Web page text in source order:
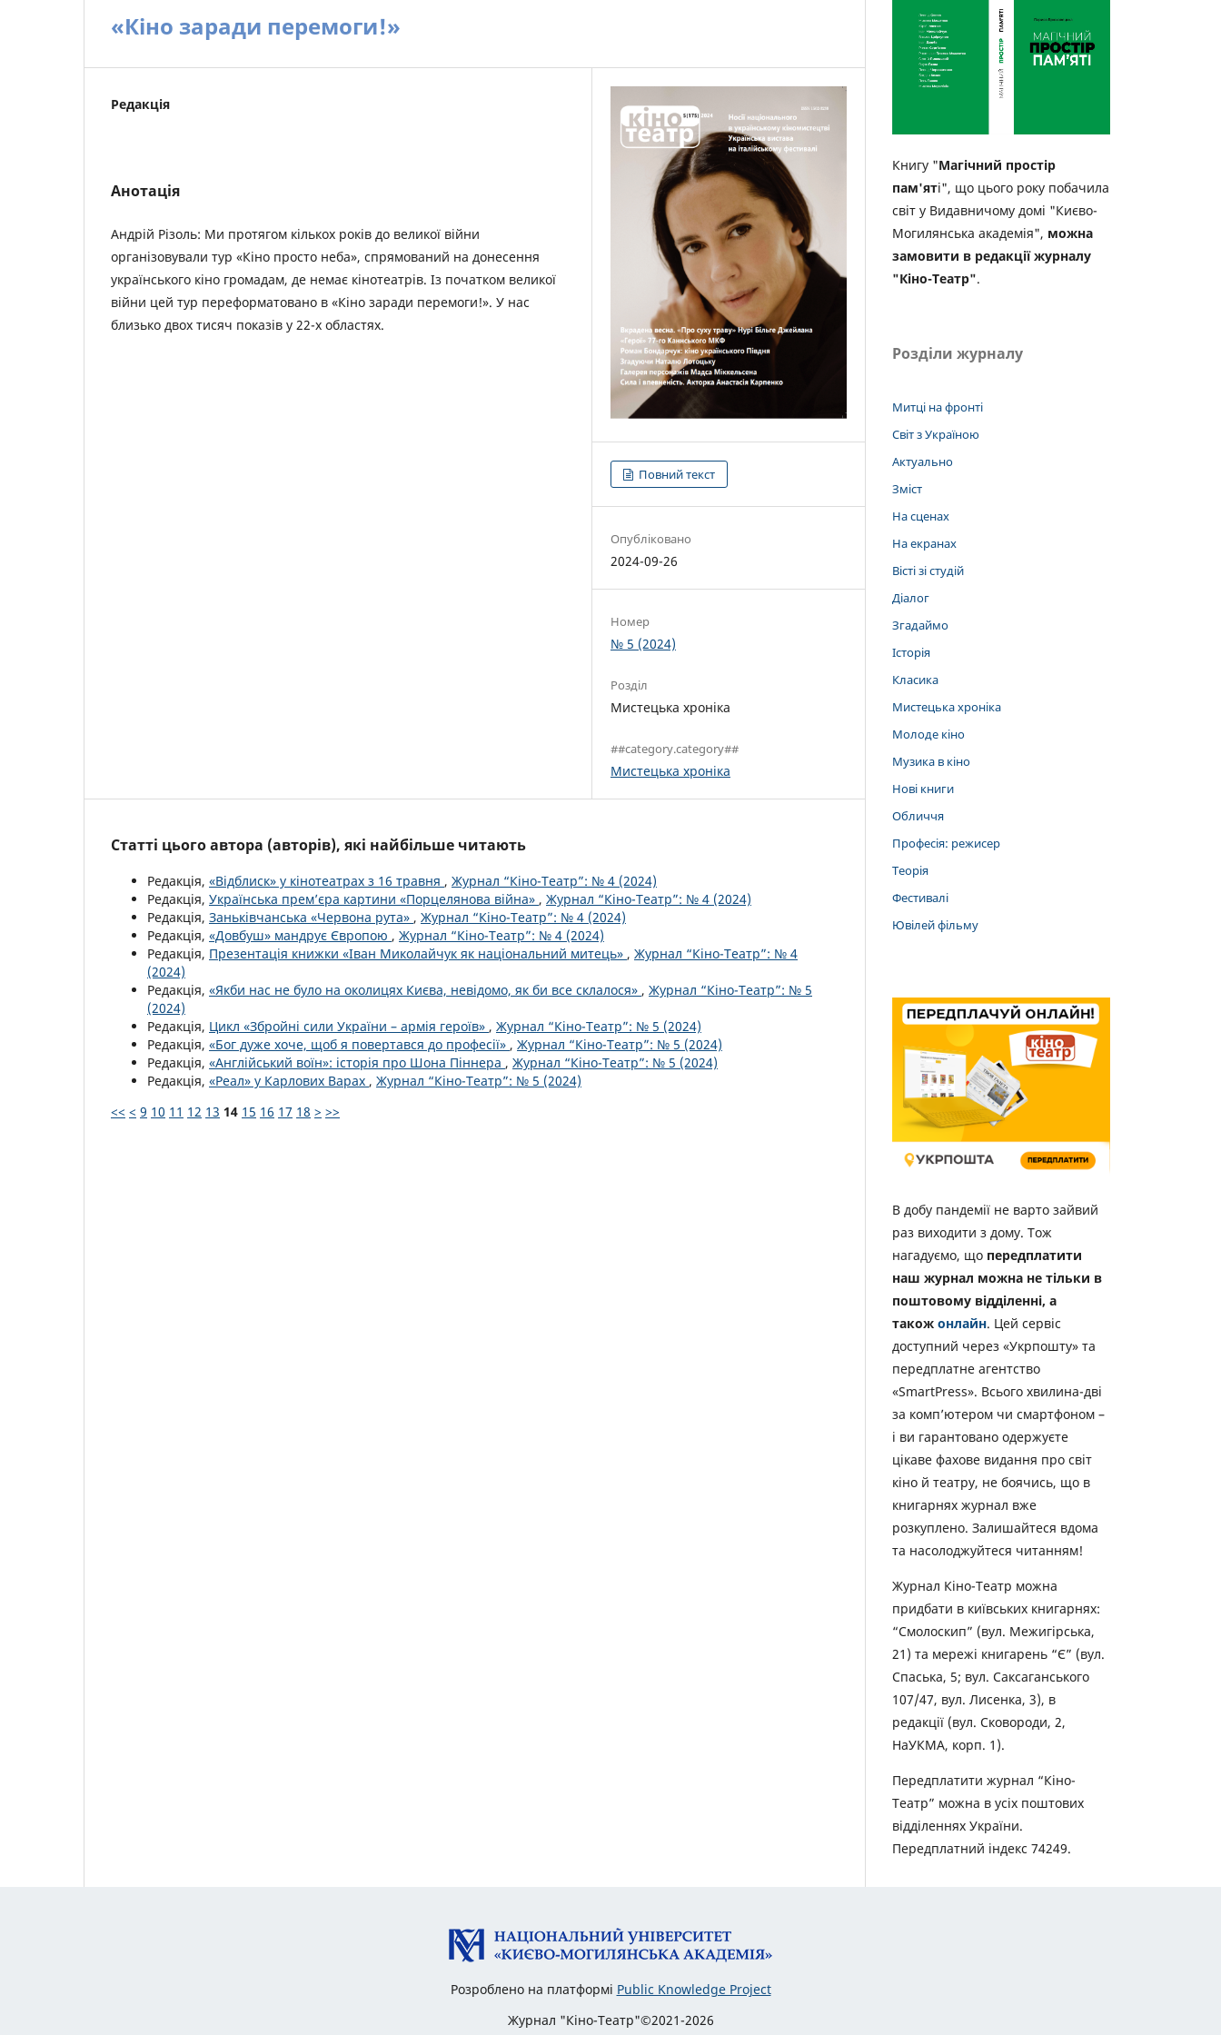
«Кіно заради перемоги!»
Редакція
Анотація
Андрій Різоль: Ми протягом кількох років до великої війни
організовували тур «Кіно просто неба», спрямований на донесення
українського кіно громадам, де немає кінотеатрів. Із початком великої
війни цей тур переформатовано в «Кіно заради перемоги!». У нас
близько двох тисяч показів у 22-х областях.
Повний текст
Опубліковано
2024-09-26
Номер
№ 5 (2024)
Розділ
Мистецька хроніка
##category.category##
Мистецька хроніка
Статті цього автора (авторів), які найбільше читають
Редакція, «Відблиск» у кінотеатрах з 16 травня , Журнал “Кіно-Театр”: № 4 (2024)
Редакція, Українська прем’єра картини «Порцелянова війна» , Журнал “Кіно-Театр”: № 4 (2024)
Редакція, Заньківчанська «Червона рута» , Журнал “Кіно-Театр”: № 4 (2024)
Редакція, «Довбуш» мандрує Європою , Журнал “Кіно-Театр”: № 4 (2024)
Редакція, Презентація книжки «Іван Миколайчук як національний митець» , Журнал “Кіно-Театр”: № 4
(2024)
Редакція, «Якби нас не було на околицях Києва, невідомо, як би все склалося» , Журнал “Кіно-Театр”: № 5
(2024)
Редакція, Цикл «Збройні сили України – армія героїв» , Журнал “Кіно-Театр”: № 5 (2024)
Редакція, «Бог дуже хоче, щоб я повертався до професії» , Журнал “Кіно-Театр”: № 5 (2024)
Редакція, «Англійський воїн»: історія про Шона Піннера , Журнал “Кіно-Театр”: № 5 (2024)
Редакція, «Реал» у Карлових Варах , Журнал “Кіно-Театр”: № 5 (2024)
<< < 9 10 11 12 13 14 15 16 17 18 > >>
Книгу "Магічний простір
пам'яті", що цього року побачила
світ у Видавничому домі "Києво-
Могилянська академія", можна
замовити в редакції журналу
"Кіно-Театр".
Розділи журналу
Митці на фронті
Світ з Україною
Актуально
Зміст
На сценах
На екранах
Вісті зі студій
Діалог
Згадаймо
Історія
Класика
Мистецька хроніка
Молоде кіно
Музика в кіно
Нові книги
Обличчя
Професія: режисер
Теорія
Фестивалі
Ювілей фільму
В добу пандемії не варто зайвий
раз виходити з дому. Тож
нагадуємо, що передплатити
наш журнал можна не тільки в
поштовому відділенні, а
також онлайн. Цей сервіс
доступний через «Укрпошту» та
передплатне агентство
«SmartPress». Всього хвилина-дві
за комп’ютером чи смартфоном –
і ви гарантовано одержуєте
цікаве фахове видання про світ
кіно й театру, не боячись, що в
книгарнях журнал вже
розкуплено. Залишайтеся вдома
та насолоджуйтеся читанням!
Журнал Кіно-Театр можна
придбати в київських книгарнях:
“Смолоскип” (вул. Межигірська,
21) та мережі книгарень “Є” (вул.
Спаська, 5; вул. Саксаганського
107/47, вул. Лисенка, 3), в
редакції (вул. Сковороди, 2,
НаУКМА, корп. 1).
Передплатити журнал “Кіно-
Театр” можна в усіх поштових
відділеннях України.
Передплатний індекс 74249.
Розроблено на платформі Public Knowledge Project
Журнал "Кіно-Театр"©2021-2026